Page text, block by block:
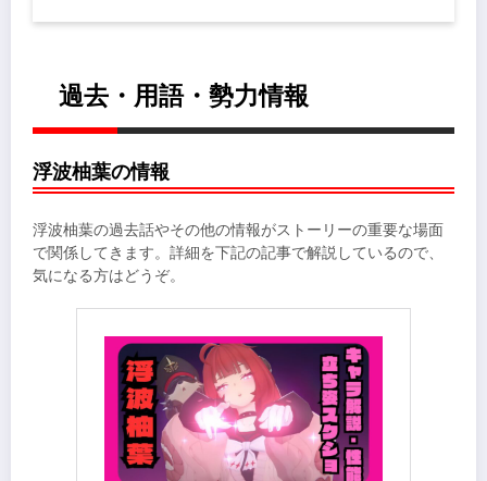
過去・用語・勢力情報
浮波柚葉の情報
浮波柚葉の過去話やその他の情報がストーリーの重要な場面
で関係してきます。詳細を下記の記事で解説しているので、
気になる方はどうぞ。